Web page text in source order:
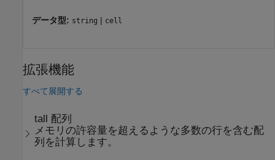
データ型: string | cell
拡張機能
すべて展開する
tall 配列
メモリの許容量を超えるような多数の行を含む配
列を計算します。